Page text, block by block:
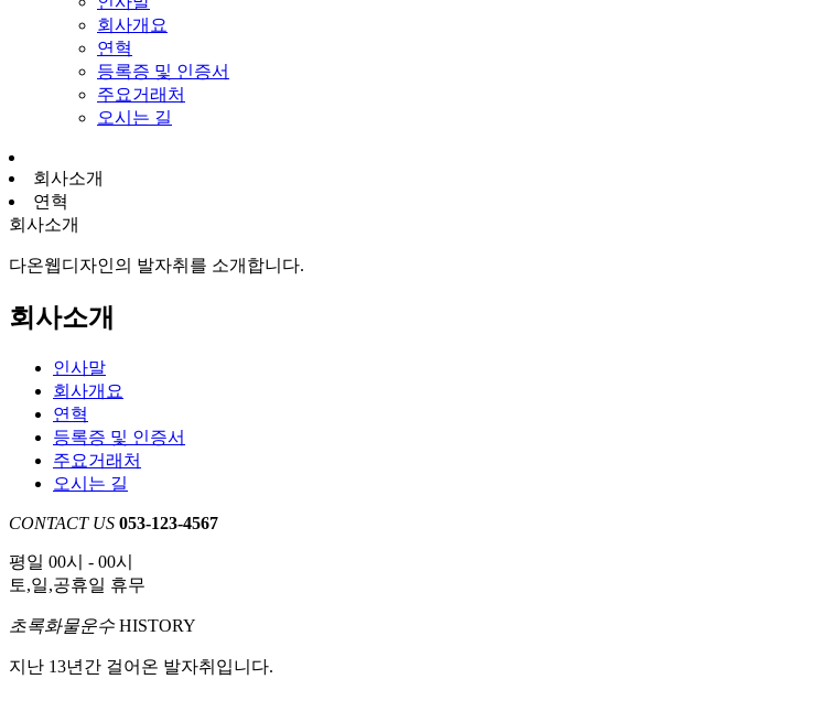
회사개요
연혁
등록증 및 인증서
주요거래처
오시는 길
회사소개
연혁
회사소개
다온웹디자인의 발자취를 소개합니다.
회사소개
인사말
회사개요
연혁
등록증 및 인증서
주요거래처
오시는 길
CONTACT US 053-123-4567
평일 00시 - 00시
토,일,공휴일 휴무
초록화물운수HISTORY
지난 13년간 걸어온 발자취입니다.